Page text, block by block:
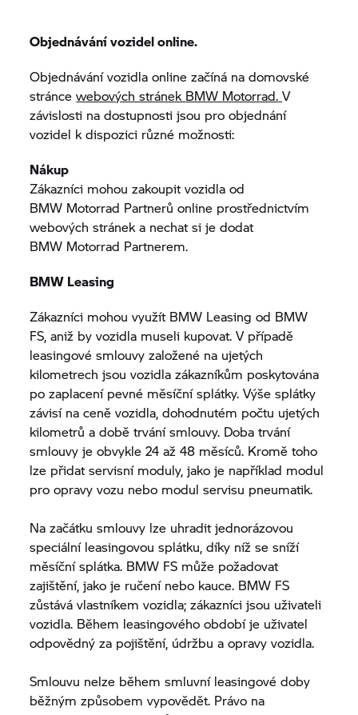
Objednávání vozidel online.
Objednávání vozidla online začíná na domovské
stráncewebových stránek BMW Motorrad. V
závislosti na dostupnosti jsou pro objednání
vozidel k dispozici různé možnosti:
Nákup
Zákazníci mohou zakoupit vozidla od
BMW Motorrad Partnerů online prostřednictvím
webových stránek a nechat si je dodat
BMW Motorrad Partnerem.
BMW Leasing
Zákazníci mohou využít BMW Leasing od BMW
FS, aniž by vozidla museli kupovat. V případě
leasingové smlouvy založené na ujetých
kilometrech jsou vozidla zákazníkům poskytována
po zaplacení pevné měsíční splátky. Výše splátky
závisí na ceně vozidla, dohodnutém počtu ujetých
kilometrů a době trvání smlouvy. Doba trvání
smlouvy je obvykle 24 až 48 měsíců. Kromě toho
lze přidat servisní moduly, jako je například modul
pro opravy vozu nebo modul servisu pneumatik.
Na začátku smlouvy lze uhradit jednorázovou
speciální leasingovou splátku, díky níž se sníží
měsíční splátka. BMW FS může požadovat
zajištění, jako je ručení nebo kauce. BMW FS
zůstává vlastníkem vozidla; zákazníci jsou uživateli
vozidla. Během leasingového období je uživatel
odpovědný za pojištění, údržbu a opravy vozidla.
Smlouvu nelze během smluvní leasingové doby
běžným způsobem vypovědět. Právo na